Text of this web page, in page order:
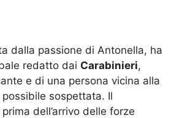
dalla passione di Antonella, ha
redatto dai Carabinieri,
e di una persona vicina alla
possibile sospettata. Il
dell’arrivo delle forze